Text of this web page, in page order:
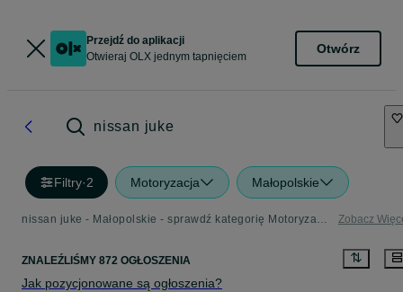
Przejdź do aplikacji
Otwieraj OLX jednym tapnięciem
Otwórz
nissan juke
Filtry·2 Motoryzacja Małopolskie
nissan juke - Małopolskie - sprawdź kategorię Motoryzacja Zobacz
ZNALEŹLIŚMY 872 OGŁOSZENIA
Jak pozycjonowane są ogłoszenia?